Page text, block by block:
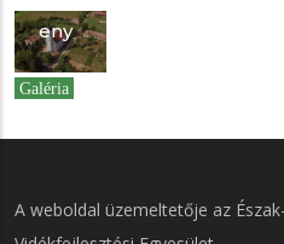
eny
Galéria
A weboldal üzemeltetője az